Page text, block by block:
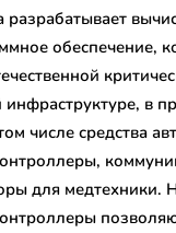
обеспечение,
в
числе средства
для медтехники.